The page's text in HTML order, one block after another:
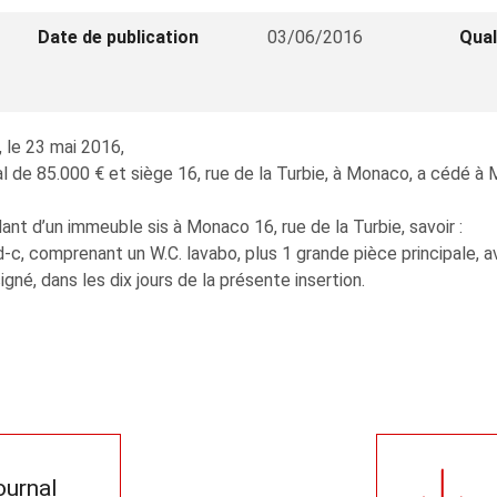
Date de publication 03/06/2016
le 23 mai 2016,
de 85.000 € et siège 16, rue de la Turbie, à Monaco, a cédé à
d’un immeuble sis à Monaco 16, rue de la Turbie, savoir :
comprenant un W.C. lavabo, plus 1 grande pièce principale,
dans les dix jours de la présente insertion.